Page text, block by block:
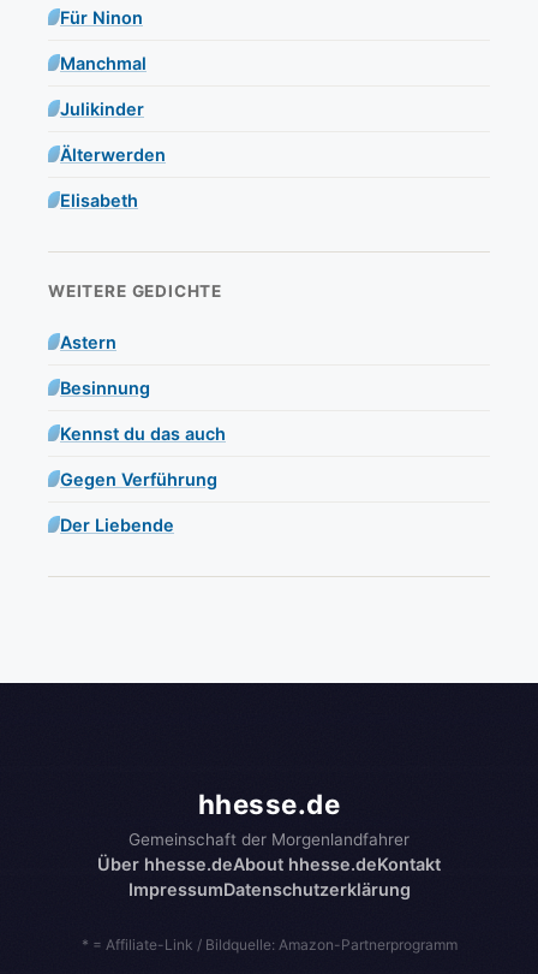
Für Ninon
Manchmal
Julikinder
Älterwerden
Elisabeth
WEITERE GEDICHTE
Astern
Besinnung
Kennst du das auch
Gegen Verführung
Der Liebende
hhesse.de
Gemeinschaft der Morgenlandfahrer
Über hhesse.deAbout hhesse.deKontakt
ImpressumDatenschutzerklärung
* = Affiliate-Link / Bildquelle: Amazon-Partnerprogramm